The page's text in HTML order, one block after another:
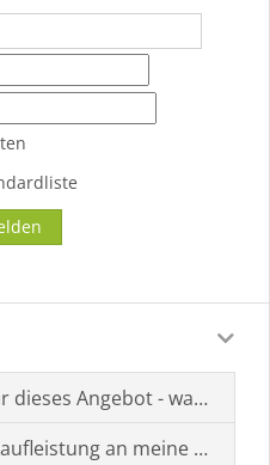
dieses Angebot - was muss
an meine